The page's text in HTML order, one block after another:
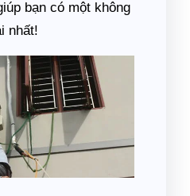
bạn có một không
nhất!